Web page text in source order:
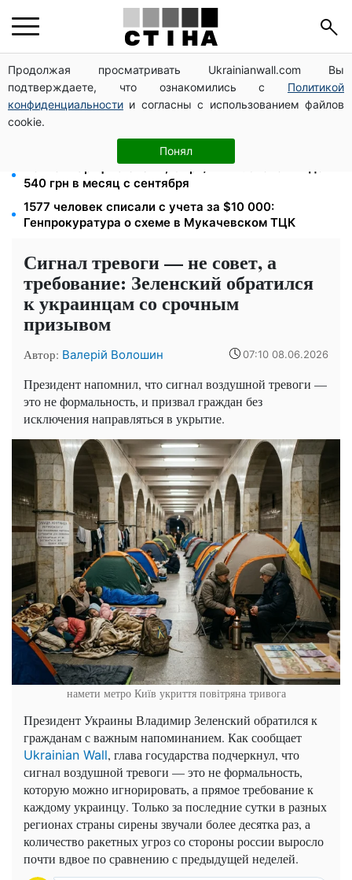
Продолжая просматривать Ukrainianwall.com Вы
подтверждаете, что ознакомились с Политикой
конфиденциальности и согласны с использованием файлов
cookie.
Понял
Фейковые сайты сервисных центров МВД:
мошенники выманивают деньги у водителей перед
выездом за границу
172 940 грн защитят жилье от ареста за
коммуналку: с октября порог — 432 тысячи
Ночной тариф на свет 2,16 грн/кВт-ч: экономия до
540 грн в месяц с сентября
1577 человек списали с учета за $10 000:
Генпрокуратура о схеме в Мукачевском ТЦК
Сигнал тревоги — не совет, а
требование: Зеленский обратился
к украинцам со срочным
призывом
Автор: Валерій Волошин 07:10 08.06.2026
Президент напомнил, что сигнал воздушной тревоги —
это не формальность, и призвал граждан без
исключения направляться в укрытие.
намети метро Київ укриття повітряна тривога
Президент Украины Владимир Зеленский обратился к
гражданам с важным напоминанием. Как сообщает
Ukrainian Wall, глава государства подчеркнул, что
сигнал воздушной тревоги — это не формальность,
которую можно игнорировать, а прямое требование к
каждому украинцу. Только за последние сутки в разных
регионах страны сирены звучали более десятка раз, а
количество ракетных угроз со стороны россии выросло
почти вдвое по сравнению с предыдущей неделей.